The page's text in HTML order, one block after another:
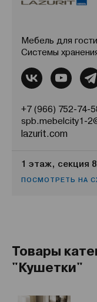
Мебель для
Системы
+7 (966) 752-74-
spb.mebelcity1-
lazurit.com
1 этаж, секция
ПОСМОТРЕТЬ НА
Товары
"Кушетки"